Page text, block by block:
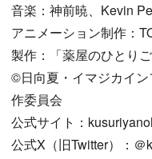
音楽：神前暁、Kevin
アニメーション制作：
製作：「薬屋のひとり
©日向夏・イマジカイ
作委員会
公式サイト：
公式X（旧Twitter）：＠